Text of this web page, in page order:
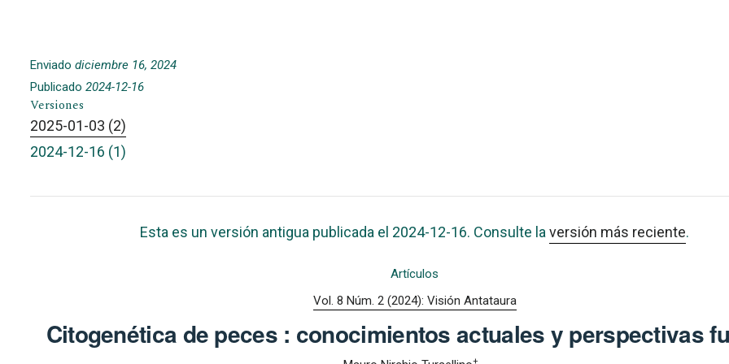
Enviado diciembre 16, 2024
Publicado 2024-12-16
Versiones
2025-01-03 (2)
2024-12-16 (1)
Esta es un versión antigua publicada el 2024-12-16. Consulte laversión más reciente.
Artículos
Vol. 8 Núm. 2 (2024): Visión Antataura
Citogenética de peces : conocimientos actuales y perspectivas
+